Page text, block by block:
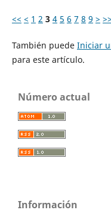
<< < 1 2 3 4 5 6 7 8 9 > >>
También puede Iniciar
para este artículo.
Número actual
Información